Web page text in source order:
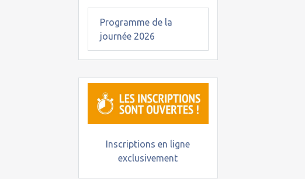
Programme de la
journée 2026
Inscriptions en ligne
exclusivement